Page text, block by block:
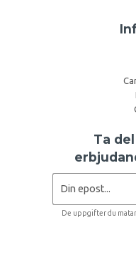
Ta
De uppgifter du